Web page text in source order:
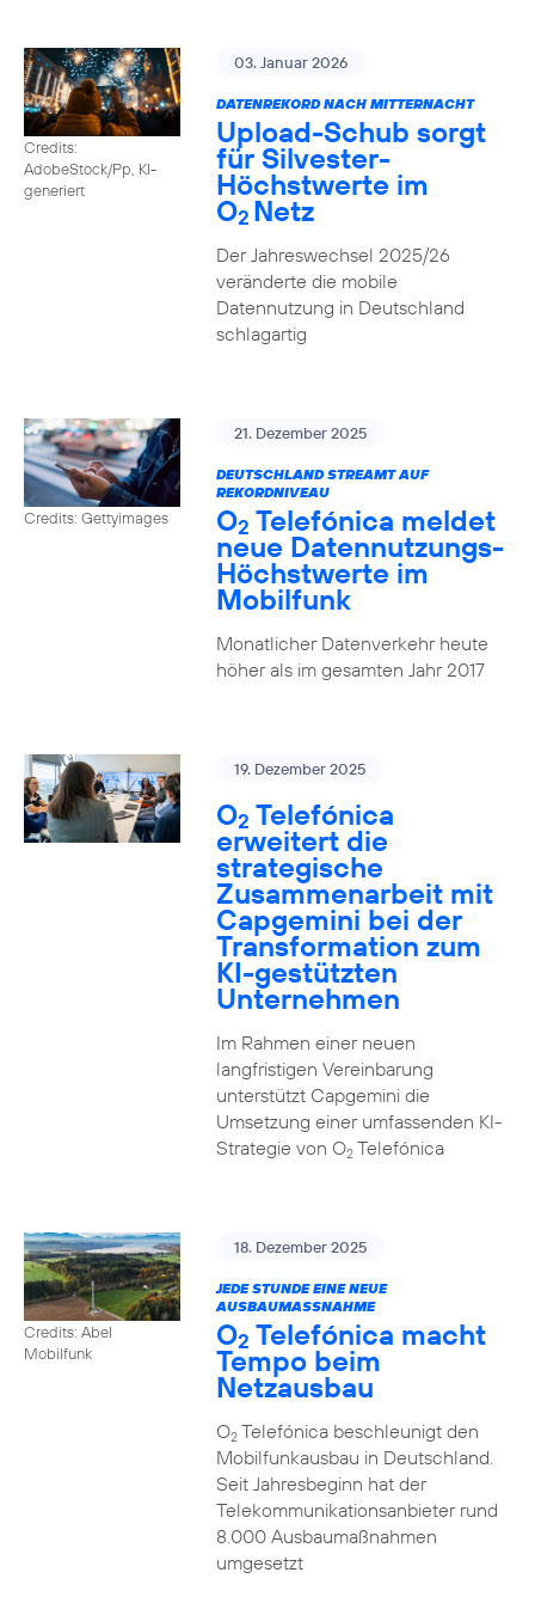
Credits:
AdobeStock/Pp, KI-
generiert
03. Januar 2026
DATENREKORD NACH MITTERNACHT
Upload-Schub sorgt
für Silvester-
Höchstwerte im
O2 Netz
Der Jahreswechsel 2025/26
veränderte die mobile
Datennutzung in Deutschland
schlagartig
Credits: Gettyimages
21. Dezember 2025
DEUTSCHLAND STREAMT AUF
REKORDNIVEAU
O2 Telefónica meldet
neue Datennutzungs-
Höchstwerte im
Mobilfunk
Monatlicher Datenverkehr heute
höher als im gesamten Jahr 2017
19. Dezember 2025
O2 Telefónica
erweitert die
strategische
Zusammenarbeit mit
Capgemini bei der
Transformation zum
KI-gestützten
Unternehmen
Im Rahmen einer neuen
langfristigen Vereinbarung
unterstützt Capgemini die
Umsetzung einer umfassenden KI-
Strategie von O2Telefónica
Credits: Abel
Mobilfunk
18. Dezember 2025
JEDE STUNDE EINE NEUE
AUSBAUMASSNAHME
O2 Telefónica macht
Tempo beim
Netzausbau
O2Telefónica beschleunigt den
Mobilfunkausbau in Deutschland.
Seit Jahresbeginn hat der
Telekommunikationsanbieter rund
8.000 Ausbaumaßnahmen
umgesetzt